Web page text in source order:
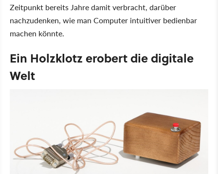
Zeitpunkt bereits Jahre damit verbracht, darüber
nachzudenken, wie man Computer intuitiver bedienbar
machen könnte.
Ein Holzklotz erobert die digitale
Welt